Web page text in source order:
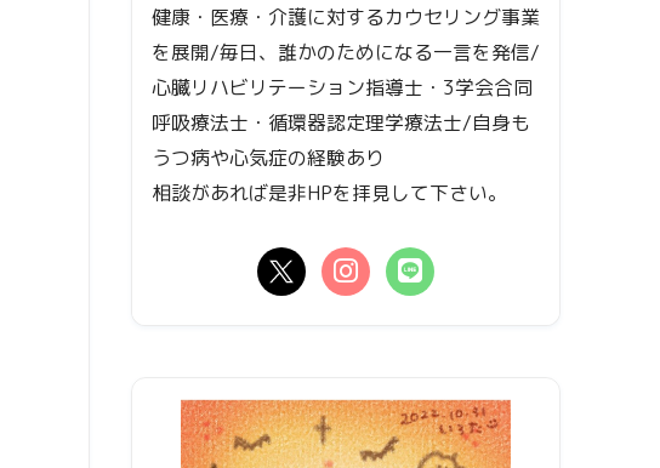
健康・医療・介護に対するカウセリング事業
を展開/毎日、誰かのためになる一言を発信/
心臓リハビリテーション指導士・3学会合同
呼吸療法士・循環器認定理学療法士/自身も
うつ病や心気症の経験あり
相談があれば是非HPを拝見して下さい。